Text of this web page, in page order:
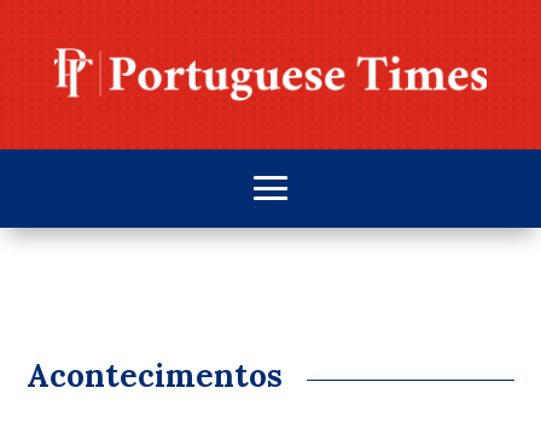
Acontecimentos